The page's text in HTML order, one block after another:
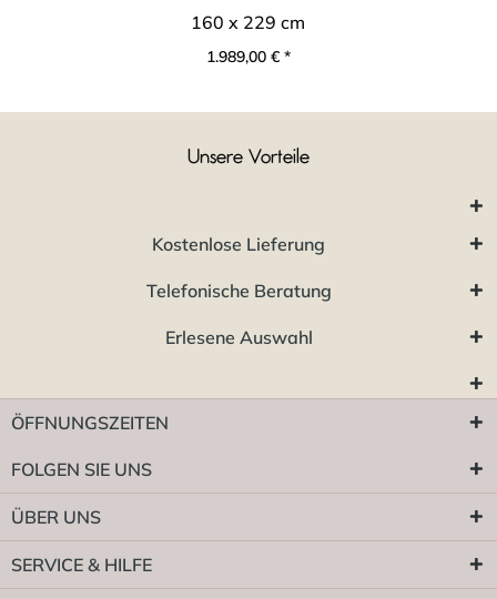
160 x 229 cm
1.989,00 € *
Unsere Vorteile
Kostenlose Lieferung
Telefonische Beratung
Erlesene Auswahl
ÖFFNUNGSZEITEN
FOLGEN SIE UNS
ÜBER UNS
SERVICE & HILFE